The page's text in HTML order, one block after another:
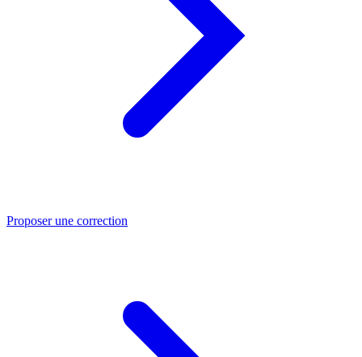
Proposer une correction